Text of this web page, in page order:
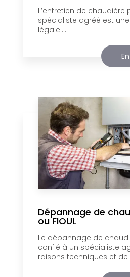
L’entretien de chaudière
spécialiste agréé est
légale....
Dépannage de
ou FIOUL
Le dépannage de
confié à un spécialiste
raisons techniques et de